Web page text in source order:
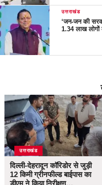
उत्तराखंड
‘जन-जन की
1.34 लाख लोगों
उत्तराखंड
दिल्ली-देहरादून कॉरिडोर से जुड़ी
12 किमी ग्रीनफील्ड बाईपास का
डीएम ने किया निरीक्षण…